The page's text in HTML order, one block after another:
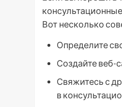
Вот несколько
Определите
Создайте веб-
Свяжитесь с
в